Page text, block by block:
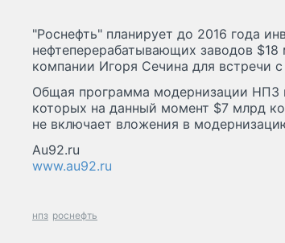
"Роснефть" планирует до 2016 года
нефтеперерабатывающих заводов $18
компании Игоря Сечина для встречи
Общая программа модернизации НПЗ
которых на данный момент $7 млрд
не включает вложения в
Au92.ru
www.au92.ru
нпз роснефть